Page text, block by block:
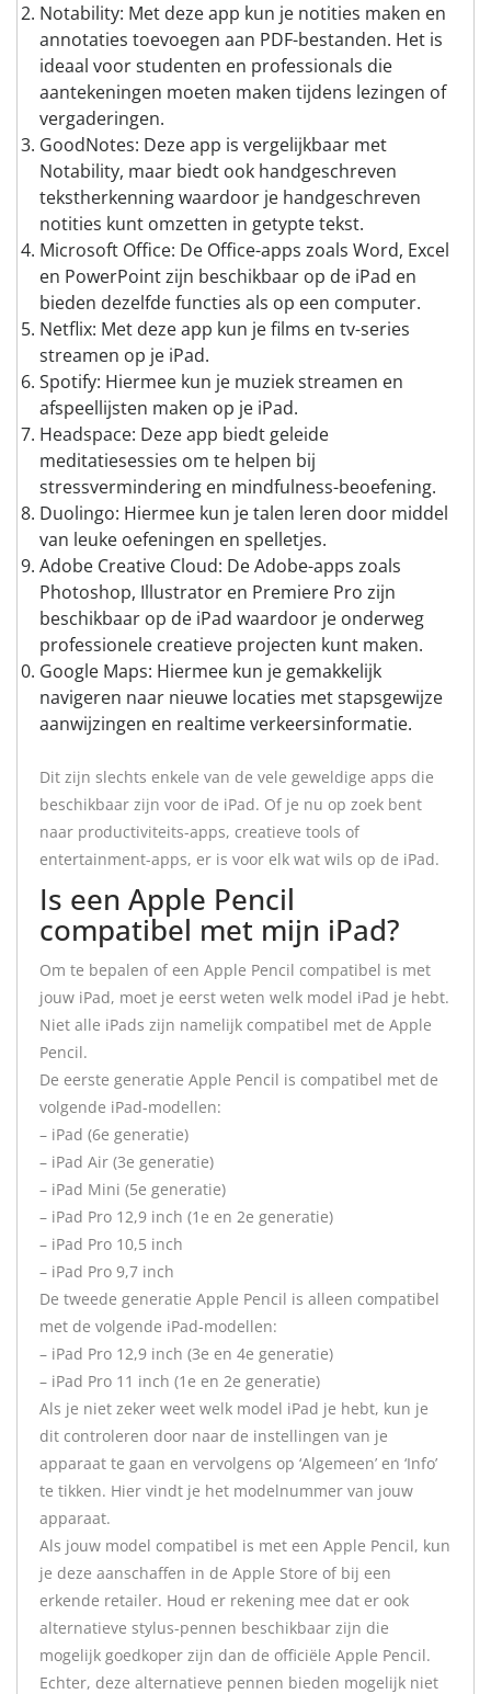
Notability: Met deze app kun je notities maken en
annotaties toevoegen aan PDF-bestanden. Het is
ideaal voor studenten en professionals die
aantekeningen moeten maken tijdens lezingen of
vergaderingen.
GoodNotes: Deze app is vergelijkbaar met
Notability, maar biedt ook handgeschreven
tekstherkenning waardoor je handgeschreven
notities kunt omzetten in getypte tekst.
Microsoft Office: De Office-apps zoals Word, Excel
en PowerPoint zijn beschikbaar op de iPad en
bieden dezelfde functies als op een computer.
Netflix: Met deze app kun je films en tv-series
streamen op je iPad.
Spotify: Hiermee kun je muziek streamen en
afspeellijsten maken op je iPad.
Headspace: Deze app biedt geleide
meditatiesessies om te helpen bij
stressvermindering en mindfulness-beoefening.
Duolingo: Hiermee kun je talen leren door middel
van leuke oefeningen en spelletjes.
Adobe Creative Cloud: De Adobe-apps zoals
Photoshop, Illustrator en Premiere Pro zijn
beschikbaar op de iPad waardoor je onderweg
professionele creatieve projecten kunt maken.
Google Maps: Hiermee kun je gemakkelijk
navigeren naar nieuwe locaties met stapsgewijze
aanwijzingen en realtime verkeersinformatie.
Dit zijn slechts enkele van de vele geweldige apps die
beschikbaar zijn voor de iPad. Of je nu op zoek bent
naar productiviteits-apps, creatieve tools of
entertainment-apps, er is voor elk wat wils op de iPad.
Is een Apple Pencil
compatibel met mijn iPad?
Om te bepalen of een Apple Pencil compatibel is met
jouw iPad, moet je eerst weten welk model iPad je hebt.
Niet alle iPads zijn namelijk compatibel met de Apple
Pencil.
De eerste generatie Apple Pencil is compatibel met de
volgende iPad-modellen:
– iPad (6e generatie)
– iPad Air (3e generatie)
– iPad Mini (5e generatie)
– iPad Pro 12,9 inch (1e en 2e generatie)
– iPad Pro 10,5 inch
– iPad Pro 9,7 inch
De tweede generatie Apple Pencil is alleen compatibel
met de volgende iPad-modellen:
– iPad Pro 12,9 inch (3e en 4e generatie)
– iPad Pro 11 inch (1e en 2e generatie)
Als je niet zeker weet welk model iPad je hebt, kun je
dit controleren door naar de instellingen van je
apparaat te gaan en vervolgens op ‘Algemeen’ en ‘Info’
te tikken. Hier vindt je het modelnummer van jouw
apparaat.
Als jouw model compatibel is met een Apple Pencil, kun
je deze aanschaffen in de Apple Store of bij een
erkende retailer. Houd er rekening mee dat er ook
alternatieve stylus-pennen beschikbaar zijn die
mogelijk goedkoper zijn dan de officiële Apple Pencil.
Echter, deze alternatieve pennen bieden mogelijk niet